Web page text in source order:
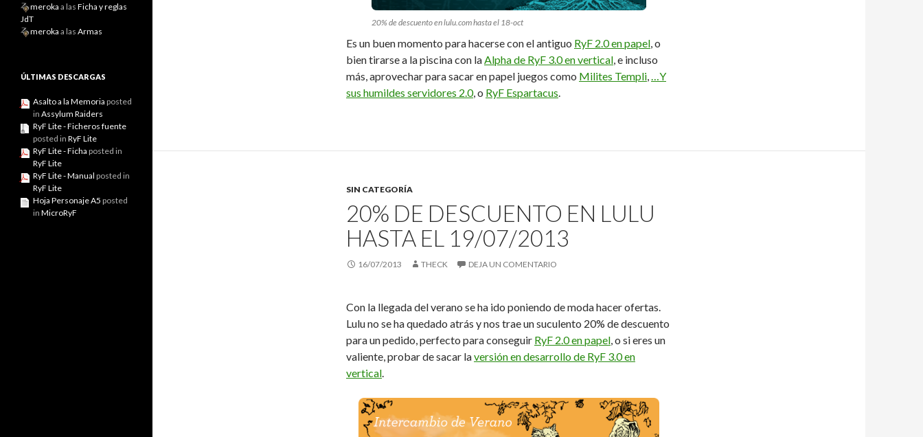
20% de descuento en lulu.com hasta el 18-oct
Es un buen momento para hacerse con el antiguo RyF 2.0 en papel, o
bien tirarse a la piscina con laAlpha de RyF 3.0 en vertical, e incluso
más, aprovechar para sacar en papel juegos como Milites Templi,…Y
sus humildes servidores 2.0, o RyF Espartacus.
SIN CATEGORÍA
20% DE DESCUENTO EN LULU
HASTA EL 19/07/2013
16/07/2013 THECK DEJA UN COMENTARIO
Con la llegada del verano se ha ido poniendo de moda hacer ofertas.
Lulu no se ha quedado atrás y nos trae un suculento 20% de descuento
para un pedido, perfecto para conseguir RyF 2.0 en papel, o si eres un
valiente, probar de sacar laversión en desarrollo de RyF 3.0 en
vertical.
meroka a las Ficha y reglas
JdT
meroka a las Armas
ÚLTIMAS DESCARGAS
Asalto a la Memoria posted
in Assylum Raiders
RyF Lite - Ficheros fuente
posted in RyF Lite
RyF Lite - Ficha posted in
RyF Lite
RyF Lite - Manual posted in
RyF Lite
Hoja Personaje A5 posted
in MicroRyF